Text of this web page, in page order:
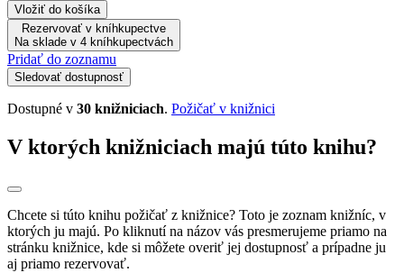
Vložiť do košíka
Rezervovať v kníhkupectve
Na sklade v 4 kníhkupectvách
Pridať do zoznamu
Sledovať dostupnosť
Dostupné v 30 knižniciach. Požičať v knižnici
V ktorých knižniciach majú túto knihu?
Chcete si túto knihu požičať z knižnice? Toto je zoznam knižníc, v
ktorých ju majú. Po kliknutí na názov vás presmerujeme priamo na
stránku knižnice, kde si môžete overiť jej dostupnosť a prípadne ju
aj priamo rezervovať.